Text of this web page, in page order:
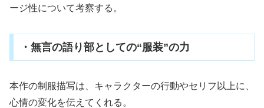
ージ性について考察する。
・無言の語り部としての“服装”の力
本作の制服描写は、キャラクターの行動やセリフ以上に、
心情の変化を伝えてくれる。